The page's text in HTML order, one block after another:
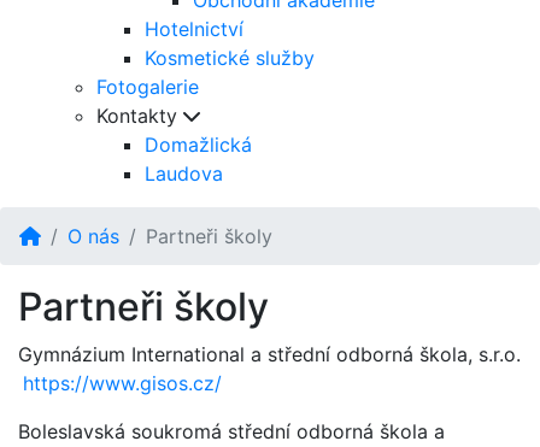
Hotelnictví
Kosmetické služby
Fotogalerie
Kontakty
Domažlická
Laudova
O nás Partneři školy
Partneři školy
Gymnázium International a střední odborná škola, s.r.o.
https://www.gisos.cz/
Boleslavská soukromá střední odborná škola a